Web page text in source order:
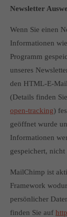
Newsletter
Wenn Sie einen
Informationen
Programm
unseres
den HTML-E-
(Details finden
open-tracking)
geöffnet wurde
Informationen
gespeichert, nicht
MailChimp ist
Framework
persönlicher
finden Sie auf